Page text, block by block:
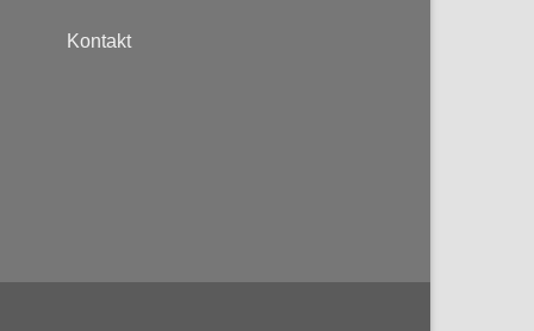
Kontakt